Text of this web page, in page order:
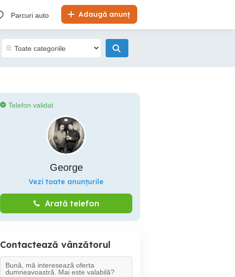
Adaugă anunț
Parcuri auto
Telefon validat
George
Vezi toate anunțurile
Arată telefon
Contactează vânzătorul